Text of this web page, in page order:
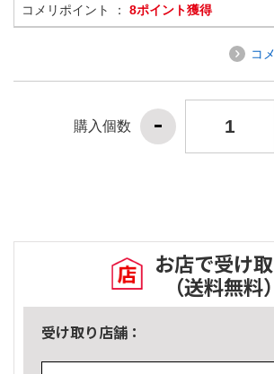
コメリポイント ： 8ポイント獲得
コ
購入個数
お店で受け
（送料無料）
受け取り店舗：